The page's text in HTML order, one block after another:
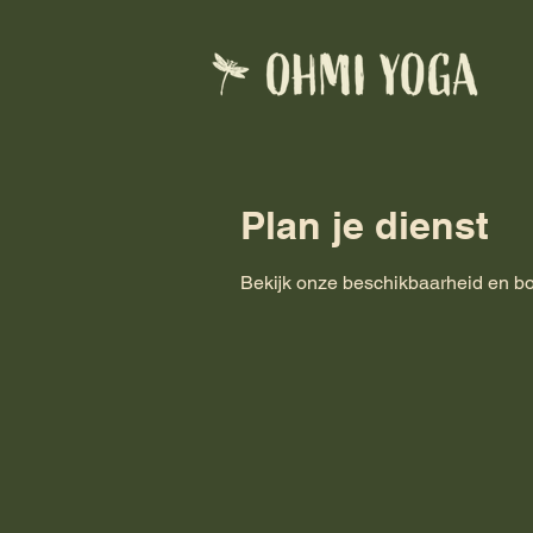
Plan je dienst
Bekijk onze beschikbaarheid en